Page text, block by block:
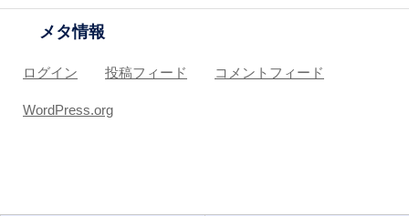
メタ情報
ログイン 投稿フィード コメントフィード
WordPress.org